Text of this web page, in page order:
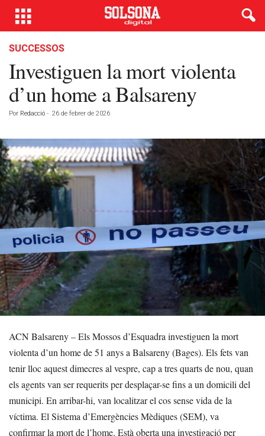
SUCCESSOS
Investiguen la mort violenta
d’un home a Balsareny
Por Redacció - 26 de febrer de 2026
ACN Balsareny – Els Mossos d’Esquadra investiguen la mort
violenta d’un home de 51 anys a Balsareny (Bages). Els fets van
tenir lloc aquest dimecres al vespre, cap a tres quarts de nou, quan
els agents van ser requerits per desplaçar-se fins a un domicili del
municipi. En arribar-hi, van localitzar el cos sense vida de la
víctima. El Sistema d’Emergències Mèdiques (SEM), va
confirmar la mort de l’home. Està oberta una investigació per